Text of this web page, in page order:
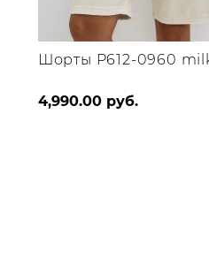
Шорты P612-0960
4,990.00руб.Этот